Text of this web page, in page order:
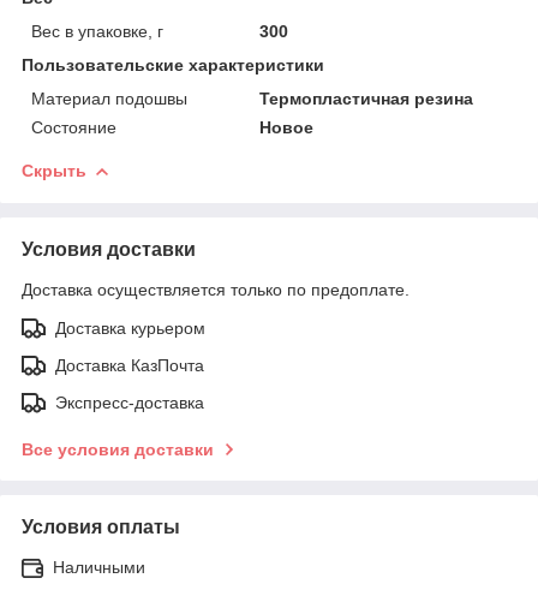
Вес в упаковке, г
300
Пользовательские характеристики
Материал подошвы
Термопластичная резина
Состояние
Новое
Скрыть
Условия доставки
Доставка осуществляется только по предоплате.
Доставка курьером
Доставка КазПочта
Экспресс-доставка
Все условия доставки
Условия оплаты
Наличными